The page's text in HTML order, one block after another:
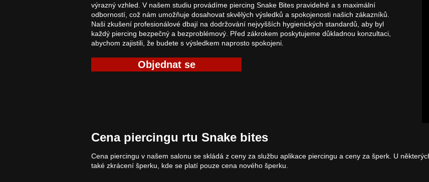
výrazný vzhled. V našem studiu provádíme piercing Snake Bites pravidelně a s maximální
odborností, což nám umožňuje dosahovat skvělých výsledků a spokojenosti našich zákazníků.
Naši zkušení profesionálové dbají na dodržování nejvyšších hygienických standardů, aby byl
každý piercing bezpečný a bezproblémový. Před zákrokem poskytujeme důkladnou konzultaci,
abychom zajistili, že budete s výsledkem naprosto spokojeni.
Objednat se
Cena piercingu rtu Snake bites
Cena piercingu v našem salonu se skládá z ceny za službu aplikace piercingu a ceny za šperk. U
také zkrácení šperku, kde se platí pouze cena nového šperku.